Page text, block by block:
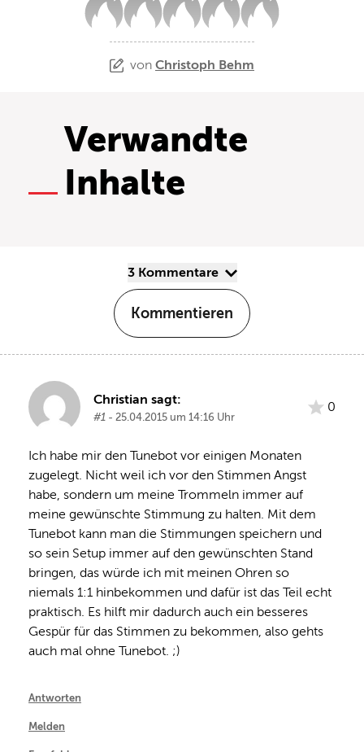
von Christoph Behm
Verwandte
Inhalte
3 Kommentare
Kommentieren
Christian sagt:
#1 - 25.04.2015 um 14:16 Uhr
0
Ich habe mir den Tunebot vor einigen Monaten
zugelegt. Nicht weil ich vor den Stimmen Angst
habe, sondern um meine Trommeln immer auf
meine gewünschte Stimmung zu halten. Mit dem
Tunebot kann man die Stimmungen speichern und
so sein Setup immer auf den gewünschten Stand
bringen, das würde ich mit meinen Ohren so
niemals 1:1 hinbekommen und dafür ist das Teil echt
praktisch. Es hilft mir dadurch auch ein besseres
Gespür für das Stimmen zu bekommen, also gehts
auch mal ohne Tunebot. ;)
Antworten
Melden